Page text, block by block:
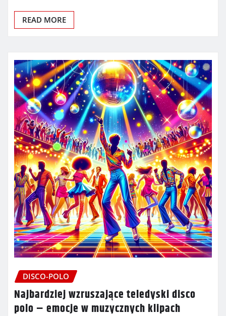
READ MORE
DISCO-POLO
Najbardziej wzruszające teledyski disco
polo – emocje w muzycznych klipach